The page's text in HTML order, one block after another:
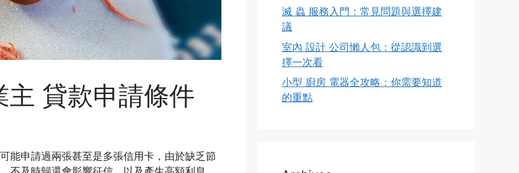
貸款申請條件
能申請過兩張甚至是多張信用卡，由於缺乏節
滅 蟲 服務入門：常見問題與選擇建
議
室內 設計 公司懶人包：從認識到選
擇一次看
小型 廚房 電器全攻略：你需要知道
的重點